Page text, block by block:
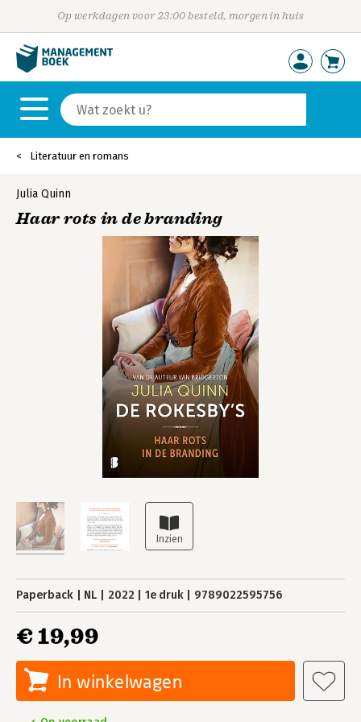
Op werkdagen voor 23:00 besteld, morgen in huis
Literatuur en romans
Julia Quinn
Haar rots in de branding
Paperback NL 2022 1e druk 9789022595756
€ 19,99
In winkelwagen